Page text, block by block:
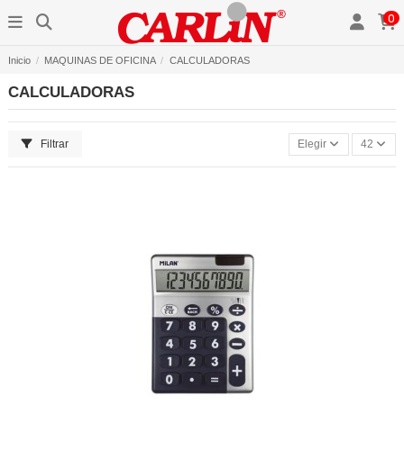
0
Inicio MAQUINAS DE OFICINA CALCULADORAS
CALCULADORAS
Filtrar Elegir 42